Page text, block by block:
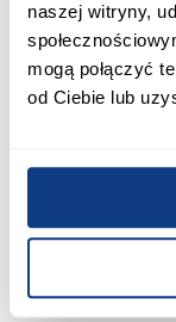
naszej witryny,
mogą połączyć
od Ciebie lub
200.00
Powierzchnia
120x200
Z materacem
Rozmiar materaca
Rodzaj podnośnika: